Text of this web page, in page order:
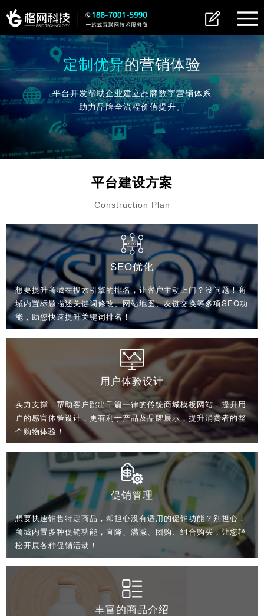
定制优异的营销体验
平台开发帮助企业建立品牌数字营销体系
助力品牌全流程价值提升。
平台建设方案
Construction Plan
SEO优化
想要提升商城在搜索引擎的排名，让客户主动上门？没问题！商
城内置标题描述关键词修改、网站地图、友链交换等多项SEO功
能，助您快速提升关键词排名！
用户体验设计
实力支撑，帮助客户跳出千篇一律的传统商城模板网站，提升用
户的感官体验设计，更有利于产品及品牌展示，提升消费者的整
个购物体验！
促销管理
想要快速销售特定商品，却担心没有适用的促销功能？别担心！
商城内置多种促销功能，直降、满减、团购、组合购买，让您轻
松开展各种促销活动！
丰富的商品介绍